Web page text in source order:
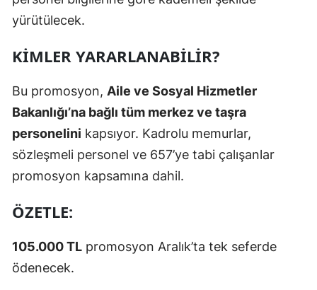
yürütülecek.
KIMLER YARARLANABILIR?
Bu promosyon, Aile ve Sosyal Hizmetler
Bakanlığı’na bağlı tüm merkez ve taşra
personelini kapsıyor. Kadrolu memurlar,
sözleşmeli personel ve 657’ye tabi çalışanlar
promosyon kapsamına dahil.
ÖZETLE:
105.000 TL promosyon Aralık’ta tek seferde
ödenecek.